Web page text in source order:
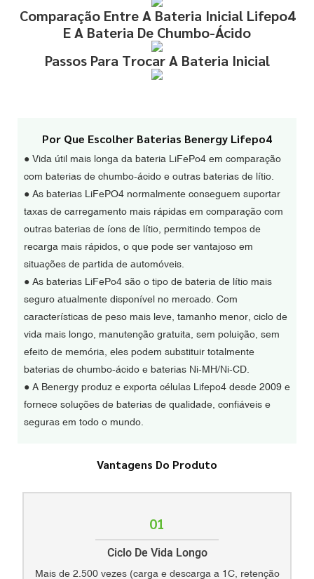
Comparação Entre A Bateria Inicial Lifepo4
E A Bateria De Chumbo-Ácido
Passos Para Trocar A Bateria Inicial
Por Que Escolher Baterias Benergy Lifepo4
● Vida útil mais longa da bateria LiFePo4 em comparação
com baterias de chumbo-ácido e outras baterias de lítio.
● As baterias LiFePO4 normalmente conseguem suportar
taxas de carregamento mais rápidas em comparação com
outras baterias de íons de lítio, permitindo tempos de
recarga mais rápidos, o que pode ser vantajoso em
situações de partida de automóveis.
● As baterias LiFePo4 são o tipo de bateria de lítio mais
seguro atualmente disponível no mercado. Com
características de peso mais leve, tamanho menor, ciclo de
vida mais longo, manutenção gratuita, sem poluição, sem
efeito de memória, eles podem substituir totalmente
baterias de chumbo-ácido e baterias Ni-MH/Ni-CD.
● A Benergy produz e exporta células Lifepo4 desde 2009 e
fornece soluções de baterias de qualidade, confiáveis ​​e
seguras em todo o mundo.
Vantagens Do Produto
01
Ciclo De Vida Longo
Mais de 2.500 vezes (carga e descarga a 1C, retenção